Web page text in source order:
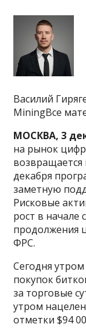
Василий
MiningВсе
МОСКВА, 3
на рынок
возвращается
декабря
заметную
Рисковые
рост в начале
продолжения
ФРС.
Сегодня
покупок
за торговые
утром
отметки $94